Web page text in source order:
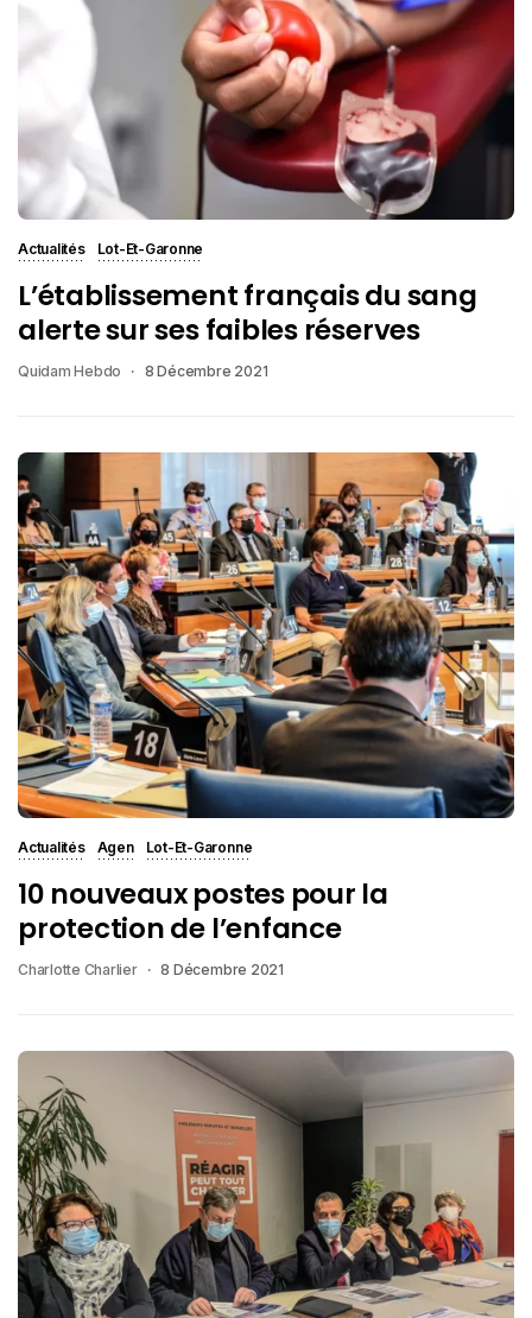
Actualités Lot-Et-Garonne
L’établissement français du sang
alerte sur ses faibles réserves
Quidam Hebdo 8 Décembre 2021
Actualités Agen Lot-Et-Garonne
10 nouveaux postes pour la
protection de l’enfance
Charlotte Charlier 8 Décembre 2021